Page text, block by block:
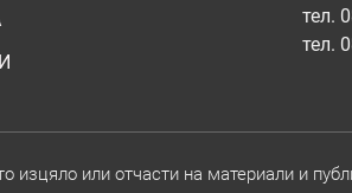
тел.
тел.
изцяло или отчасти на материали и